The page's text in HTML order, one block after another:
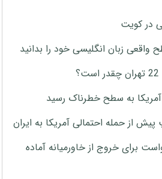
در کویت
زبان انگلیسی خود را بدانید
به سطح خطرناک رسید
از حمله احتمالی آمریکا به ایران
برای خروج از خاورمیانه آماده